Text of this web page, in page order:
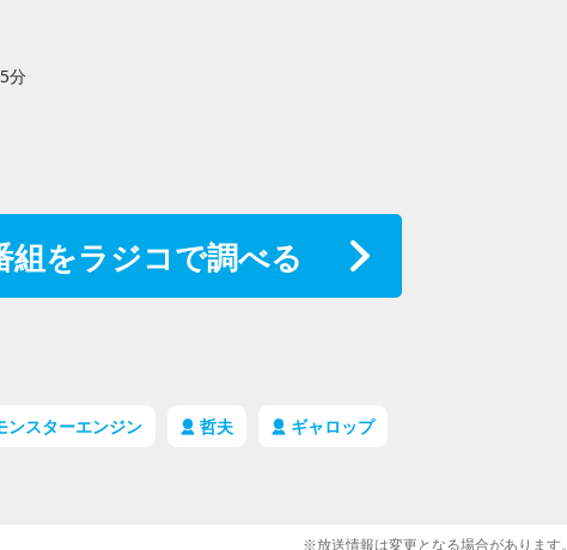
分
組をラジコで調べる
ンスターエンジン 哲夫 ギャロップ
※放送情報は変更となる場合があります。